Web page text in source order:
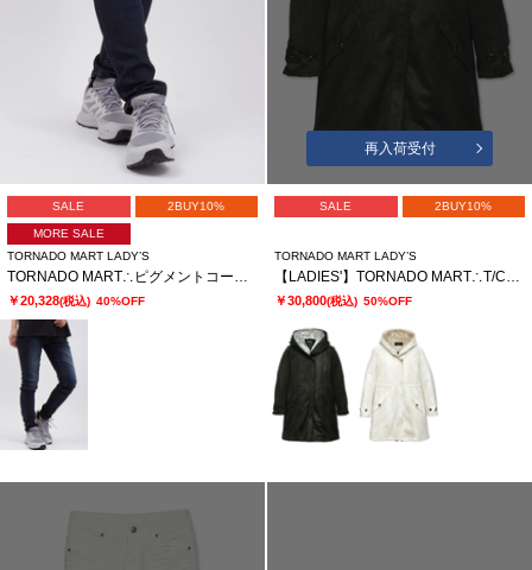
SALE 2BUY10%
MORE SALE
TORNADO MART LADY’S
￥20,328(税込) 40%OFF
再入荷受付
SALE 2BUY10%
TORNADO MART LADY’S
￥30,800(税込) 50%OFF